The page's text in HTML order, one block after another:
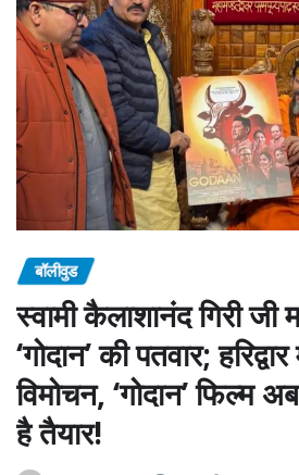
बॉलीवुड
स्वामी कैलाशानंद गिरी जी
‘गोदान’ की पतवार;
विमोचन, ‘गोदान’ फिल्म
है तैयार!